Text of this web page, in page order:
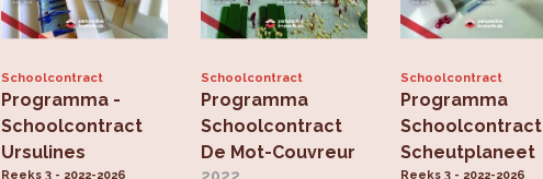
Schoolcontract
Programma -
Schoolcontract
Ursulines
Reeks 3 - 2022-2026
Schoolcontract
Programma
Schoolcontract
De Mot-Couvreur
Schoolcontract
Programma
Schoolcontract
Scheutplaneet
Reeks 3 - 2022-2026